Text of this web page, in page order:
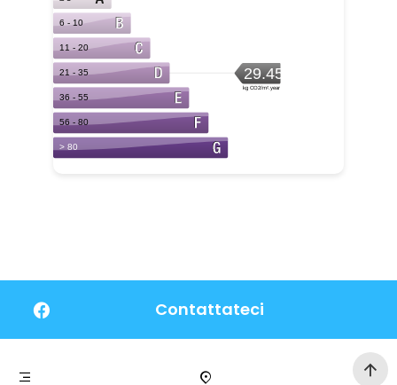
Contattateci